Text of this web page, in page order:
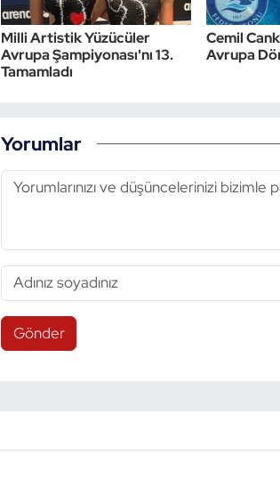
Milli Artistik Yüzücüler
Avrupa Şampiyonası'nı 13.
Tamamladı
Cemil
Avrupa
Yorumlar
Gönder